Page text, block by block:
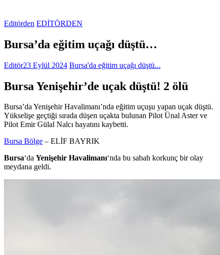
Editörden EDİTÖRDEN
Bursa’da eğitim uçağı düştü…
Editör23 Eylül 2024 Bursa'da eğitim uçağı düştü...
Bursa Yenişehir’de uçak düştü! 2 ölü
Bursa’da Yenişehir Havalimanı’nda eğitim uçuşu yapan uçak düştü.
Yükselişe geçtiği sırada düşen uçakta bulunan Pilot Ünal Aster ve
Pilot Emir Gülal Nalcı hayatını kaybetti.
Bursa Bölge – ELİF BAYRIK
Bursa‘da Yenişehir Havalimanı‘nda bu sabah korkunç bir olay
meydana geldi.